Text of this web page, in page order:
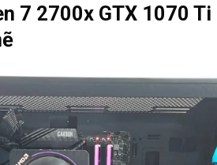
7 2700x GTX 1070